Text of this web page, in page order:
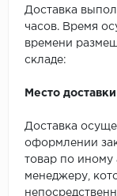
Доставка
часов. Время
времени
складе:
Место доставки
Доставка
оформлении
товар по иному
менеджеру,